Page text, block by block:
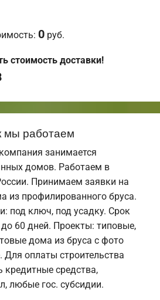
0 руб.
стоимость доставки!
мы работаем
занимается
домов. Работаем в
Принимаем заявки на
из профилированного бруса.
под ключ, под усадку. Срок
до 60 дней. Проекты: типовые,
дома из бруса с фото
Для оплаты строительства
средства,
любые гос. субсидии.